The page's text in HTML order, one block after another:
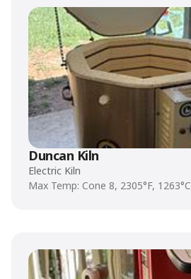
Duncan Kiln
Electric Kiln
Max Temp: Cone 8, 2305°F, 1263°C